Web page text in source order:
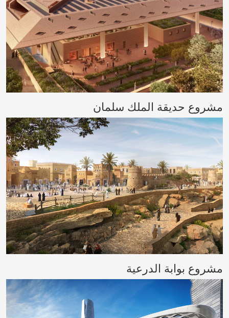
مشروع حديقة الملك سلمان
مشروع بوابة الدرعية